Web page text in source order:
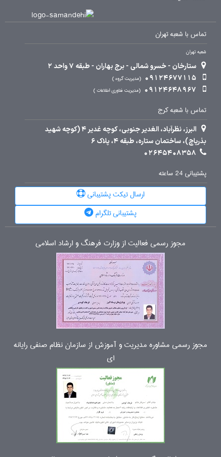
تماس با شعبه تهران
شعبه تهران
ستارخان - خسرو شمالی - برج بهاران - طبقه 7 واحد 2
09124677115
مدیریت گروه
09124648967 مدیریت فناوری اطلاعات
تماس با شعبه کرج
البرز، نظرآباد، الغدیر جنوبی، کوچه غدیر 4 (کوچه شهید
بذرپاچ)، ساختمان ستاره، طبقه 4، پلاک 6
02645408358
پشتیبانی 24 ساعته
ارسال تیکت پشتیبانی
پشتیبانی تلگرام
مجوز رسمی فعالیت از وزارت فرهنگ و ارشاد اسلامی
مجوز رسمی مشاوره مدیریت و آموزش از سازمان نظام صنفی رایانه
ای